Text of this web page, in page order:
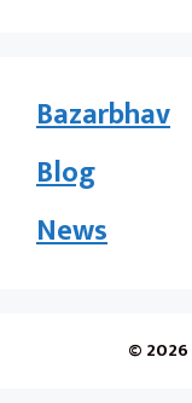
Bazarbhav
Blog
News
© 2026